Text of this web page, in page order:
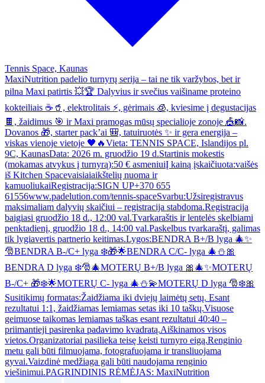
Tennis Space, Kaunas
MaxiNutrition padelio turnyrų serija – tai ne tik varžybos, bet ir
pilna Maxi patirtis 💥🏆 Dalyvius ir svečius vaišiname proteino
kokteiliais ☕🥤, elektrolitais ⚡, gėrimais 🧊, kviesime į degustacijas
🍫, žaidimus 🎯 ir Maxi pramogas mūsų specialioje zonoje 🎪📸.
Dovanos 🎁, starter pack’ai 🎒, tatuiruotės ✨ ir gera energija –
viskas vienoje vietoje 🖤🔥Vieta: TENNIS SPACE, Islandijos pl.
9C, KaunasData: 2026 m. gruodžio 19 d.Startinis mokestis
(mokamas atvykus į turnyrą):50 € asmeniuiĮ kainą įskaičiuota:vaišės
iš Kitchen Spacevaisiaiaikštelių nuoma ir
kamuoliukaiRegistracija:SIGN UP+370 655
61556www.padelution.com/tennis-spaceSvarbu:Užsiregistravus
maksimaliam dalyvių skaičiui – registracija stabdoma.Registracija
baigiasi gruodžio 18 d., 12:00 val.Tvarkaraštis ir lentelės skelbiami
penktadienį, gruodžio 18 d., 14:00 val.Paskelbus tvarkaraštį, galimas
tik lygiavertis partnerio keitimas.Lygos:BENDRA B+/B lyga 🎄✨
🎅BENDRA B-/C+ lyga ❄️🎁🌟BENDRA C/C- lyga 🎄⛄🎀
BENDRA D lyga ❄️🎅🎄MOTERŲ B+/B lyga 🎀🎄✨MOTERŲ
B-/C+ 🎁❄️🌟MOTERŲ C- lyga 🎄⛄💫MOTERŲ D lyga 🎅❄️🎀
Susitikimų formatas:Žaidžiama iki dviejų laimėtų setų. Esant
rezultatui 1:1, žaidžiamas lemiamas setas iki 10 taškų.Visuose
geimuose taikomas lemiamas taškas esant rezultatui 40:40 –
priimantieji pasirenka padavimo kvadratą.Aiškinamos visos
vietos.Organizatoriai pasilieka teisę keisti turnyro eigą.Renginio
metu gali būti filmuojama, fotografuojama ir transliuojama
gyvai.Vaizdinė medžiaga gali būti naudojama renginio
viešinimui.PAGRINDINIS RĖMĖJAS: MaxiNutrition